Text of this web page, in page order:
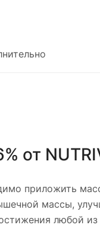
от
приложить
массы,
любой